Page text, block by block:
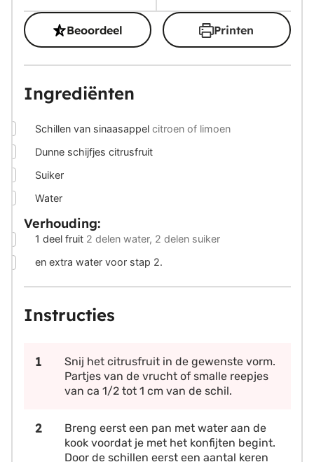
Beoordeel Printen
Ingrediënten
Schillen van sinaasappel citroen of limoen
Dunne schijfjes citrusfruit
Suiker
Water
Verhouding:
1 deel fruit 2 delen water, 2 delen suiker
en extra water voor stap 2.
Instructies
Snij het citrusfruit in de gewenste vorm.
Partjes van de vrucht of smalle reepjes
van ca 1/2 tot 1 cm van de schil.
Breng eerst een pan met water aan de
kook voordat je met het konfijten begint.
Door de schillen eerst een aantal keren